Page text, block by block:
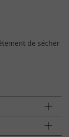
de sécher